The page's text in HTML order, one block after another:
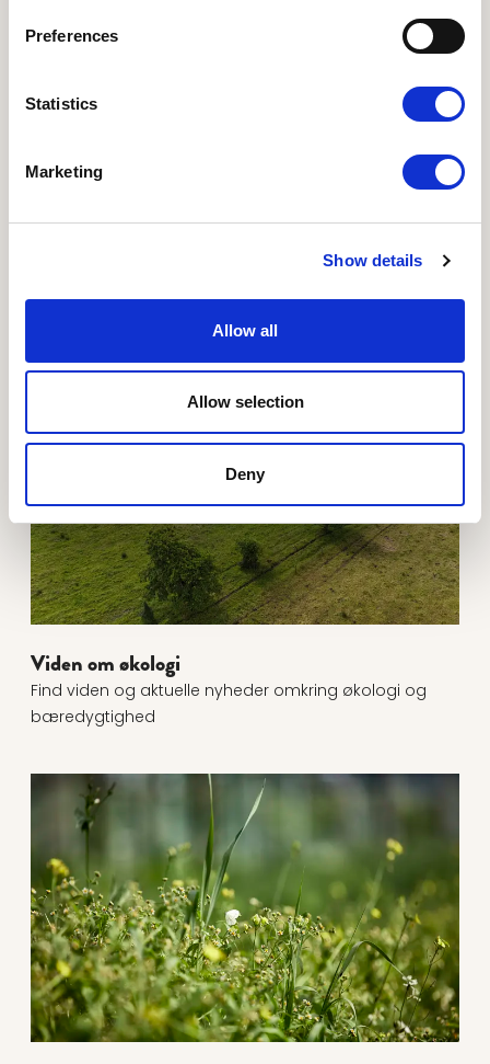
Preferences
Statistics
Marketing
Show details
Allow all
Allow selection
Deny
Økologisk dyrevelfærd
dyrene vilkår, der passer til deres adfærdsmæssige
behov.
Læs mere om Viden om økologi
Viden om økologi
Find viden og aktuelle nyheder omkring økologi og
bæredygtighed
Læs mere om Økologi og biodiversitet